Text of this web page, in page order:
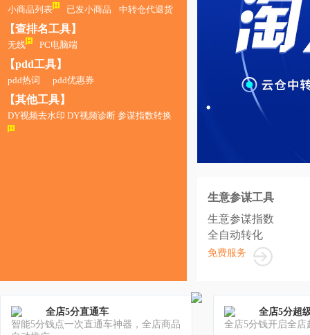
小商品列表 已发小商品 中转仓代退货
【查排名工具】
无线 PC电脑端
【pdd工具】
pdd热词 pdd优惠券
【其他工具】
DY视频去水印 DY视频诊断 参谋指数转换
生意参谋工具
生意参谋指数
全自动转化
免费服务
全店5分直通车
智能5分钱点一次直通车神器，全店商品
全店5分超
全店5分钱开启全店